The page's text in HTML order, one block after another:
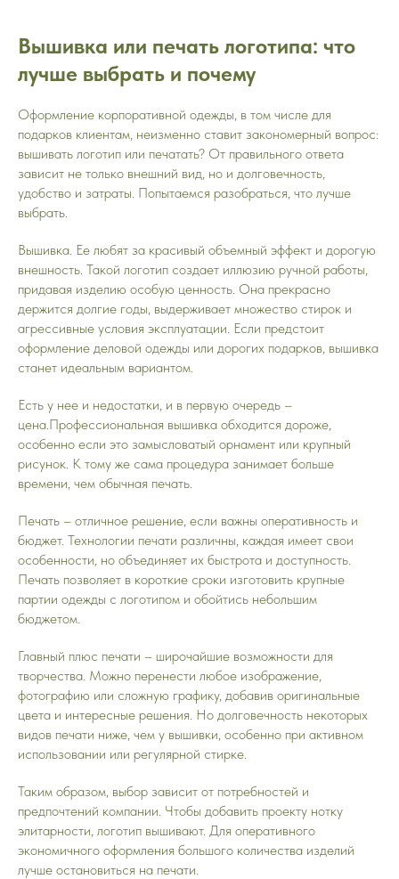
Вышивка или печать логотипа: что
лучше выбрать и почему
Оформление корпоративной одежды, в том числе для
подарков клиентам, неизменно ставит закономерный вопрос:
вышивать логотип или печатать? От правильного ответа
зависит не только внешний вид, но и долговечность,
удобство и затраты. Попытаемся разобраться, что лучше
выбрать.
Вышивка. Ее любят за красивый объемный эффект и дорогую
внешность. Такой логотип создает иллюзию ручной работы,
придавая изделию особую ценность. Она прекрасно
держится долгие годы, выдерживает множество стирок и
агрессивные условия эксплуатации. Если предстоит
оформление деловой одежды или дорогих подарков, вышивка
станет идеальным вариантом.
Есть у нее и недостатки, и в первую очередь –
цена.Профессиональная вышивка обходится дороже,
особенно если это замысловатый орнамент или крупный
рисунок. К тому же сама процедура занимает больше
времени, чем обычная печать.
Печать – отличное решение, если важны оперативность и
бюджет. Технологии печати различны, каждая имеет свои
особенности, но объединяет их быстрота и доступность.
Печать позволяет в короткие сроки изготовить крупные
партии одежды с логотипом и обойтись небольшим
бюджетом.
Главный плюс печати – широчайшие возможности для
творчества. Можно перенести любое изображение,
фотографию или сложную графику, добавив оригинальные
цвета и интересные решения. Но долговечность некоторых
видов печати ниже, чем у вышивки, особенно при активном
использовании или регулярной стирке.
Таким образом, выбор зависит от потребностей и
предпочтений компании. Чтобы добавить проекту нотку
элитарности, логотип вышивают. Для оперативного
экономичного оформления большого количества изделий
лучше остановиться на печати.